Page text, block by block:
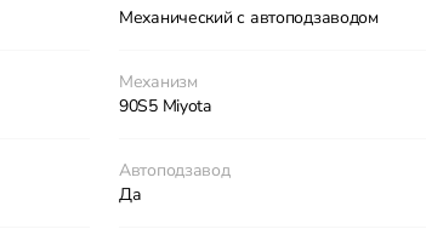
Механический с автоподзаводом
Механизм
90S5 Miyota
Автоподзавод
Да